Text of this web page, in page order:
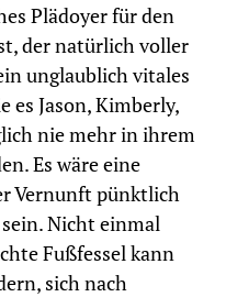
Plädoyer für den
der natürlich voller
unglaublich vitales
es Jason, Kimberly,
nie mehr in ihrem
Es wäre eine
Vernunft pünktlich
Nicht einmal
Fußfessel kann
sich nach